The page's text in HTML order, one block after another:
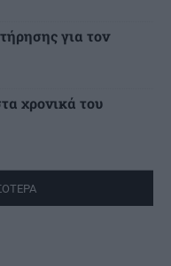
για τον
χρονικά του